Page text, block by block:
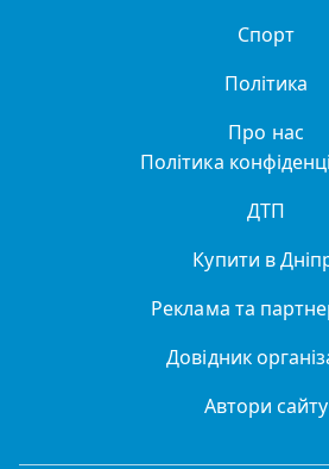
Спорт
Політика
Про нас
Політика
ДТП
Купити в
Реклама та
Довідник
Автори сайту